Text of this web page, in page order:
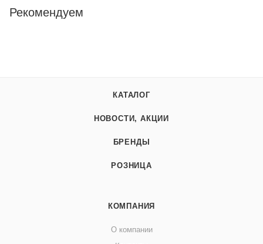
Рекомендуем
КАТАЛОГ
НОВОСТИ, АКЦИИ
БРЕНДЫ
РОЗНИЦА
КОМПАНИЯ
О компании